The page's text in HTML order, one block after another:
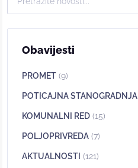
Obavijesti
PROMET (9)
POTICAJNA STANOGRADNJA
KOMUNALNI RED (15)
POLJOPRIVREDA (7)
AKTUALNOSTI (121)